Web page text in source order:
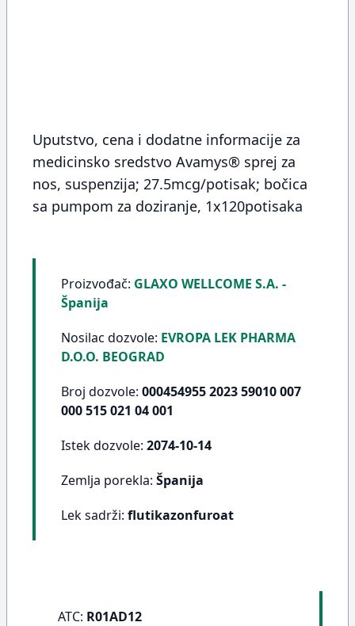
Uputstvo, cena i dodatne informacije za
medicinsko sredstvo Avamys® sprej za
nos, suspenzija; 27.5mcg/potisak; bočica
sa pumpom za doziranje, 1x120potisaka
Proizvođač: GLAXO WELLCOME S.A. -
Španija
Nosilac dozvole: EVROPA LEK PHARMA
D.O.O. BEOGRAD
Broj dozvole: 000454955 2023 59010 007
000 515 021 04 001
Istek dozvole: 2074-10-14
Zemlja porekla: Španija
Lek sadrži: flutikazonfuroat
ATC: R01AD12